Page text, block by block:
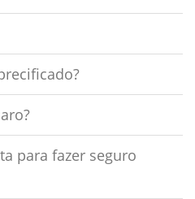
para fazer seguro